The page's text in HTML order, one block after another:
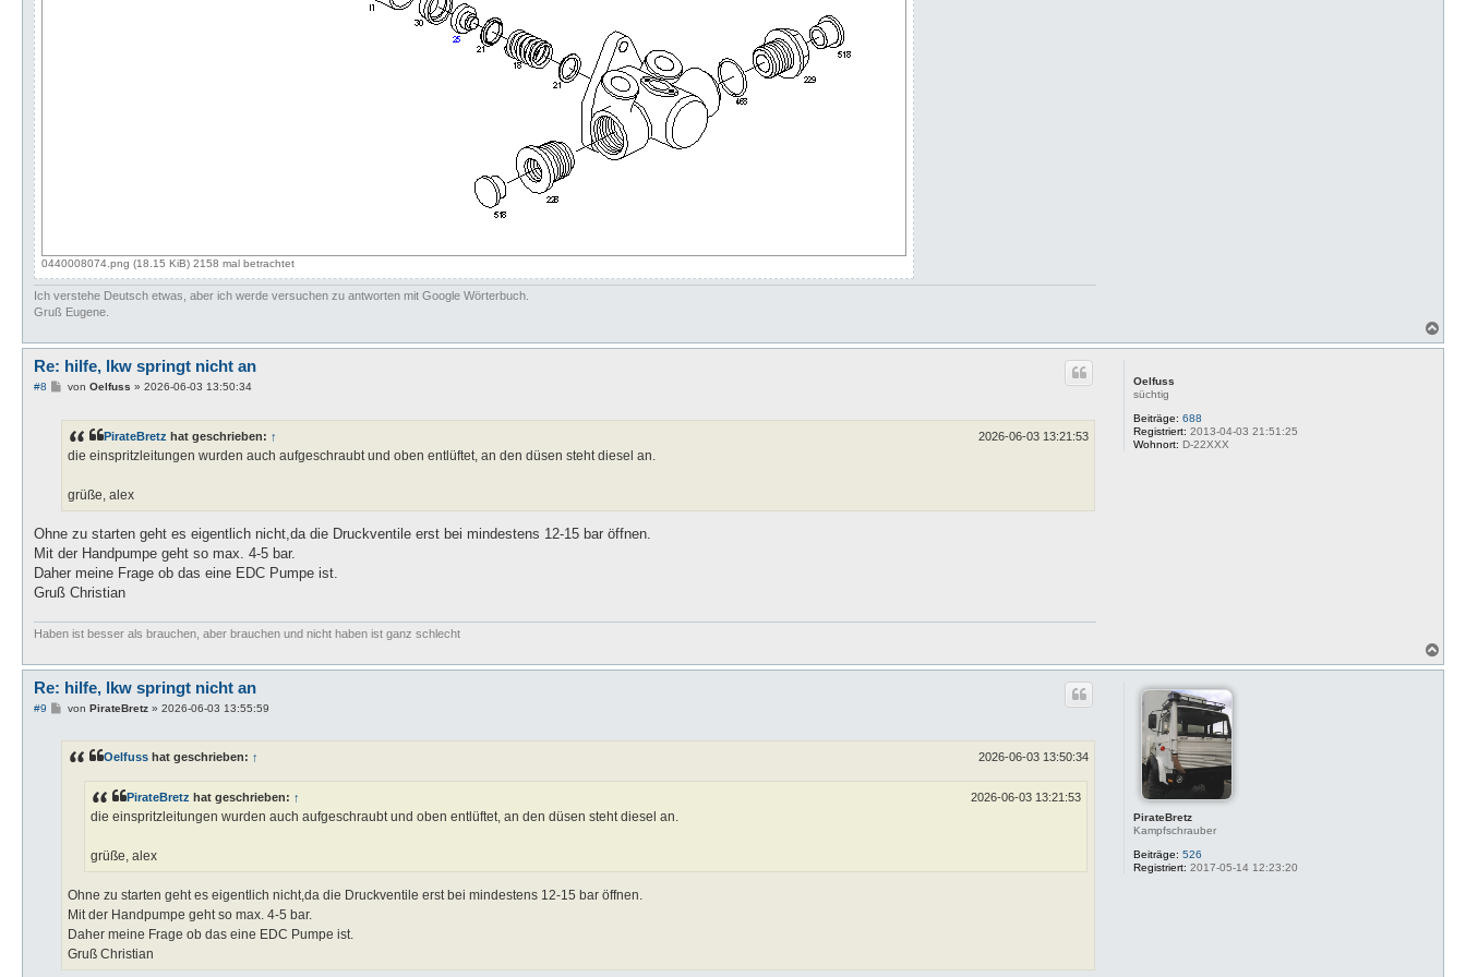
0440008074.png (18.15 KiB) 2158 mal betrachtet
Ich verstehe Deutsch etwas, aber ich werde versuchen zu antworten mit Google Wörterbuch.
Gruß Eugene.
a
Oelfuss
süchtig
Beiträge: 688
Registriert: 2013-04-03 21:51:25
Wohnort: D-22XXX
Re: hilfe, lkw springt nicht an
#8
B
a
g
von Oelfuss » 2026-06-03 13:50:34
PirateBretz hat geschrieben: ↑ 2026-06-03 13:21:53
die einspritzleitungen wurden auch aufgeschraubt und oben entlüftet, an den düsen steht diesel an.
grüße, alex
Ohne zu starten geht es eigentlich nicht,da die Druckventile erst bei mindestens 12-15 bar öffnen.
Mit der Handpumpe geht so max. 4-5 bar.
Daher meine Frage ob das eine EDC Pumpe ist.
Gruß Christian
Haben ist besser als brauchen, aber brauchen und nicht haben ist ganz schlecht
a
PirateBretz
Kampfschrauber
Beiträge: 526
Registriert: 2017-05-14 12:23:20
Re: hilfe, lkw springt nicht an
#9
Bvon PirateBretz» 2026-06-03 13:55:59
Oelfuss hat geschrieben: ↑ 2026-06-03 13:50:34
PirateBretz hat geschrieben: ↑ 2026-06-03 13:21:53
die einspritzleitungen wurden auch aufgeschraubt und oben entlüftet, an den düsen steht diesel an.
grüße, alex
Ohne zu starten geht es eigentlich nicht,da die Druckventile erst bei mindestens 12-15 bar öffnen.
Mit der Handpumpe geht so max. 4-5 bar.
Daher meine Frage ob das eine EDC Pumpe ist.
Gruß Christian